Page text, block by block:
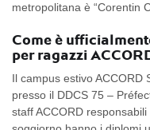
metropolitana è “Corentin
Come è
per ragazzi
Il campus estivo ACCORD
presso il DDCS 75 –
staff ACCORD